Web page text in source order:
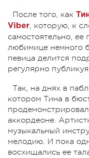
После того, как
Viber, которую, к
самостоятельно, ее
любимице немного
певица делится
регулярно
Так, на днях в
котором Тина в
аккордеоне.
музыкальный
мелодию. И пока
восхищались ее